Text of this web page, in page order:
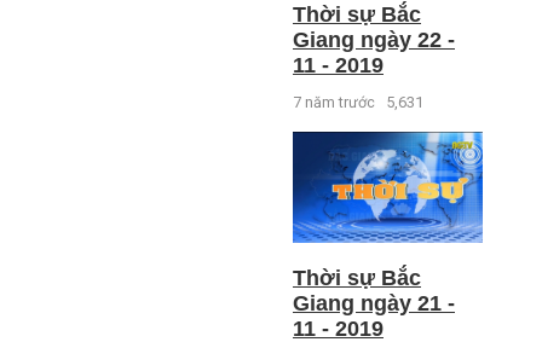
Thời sự Bắc
Giang ngày 22 -
11 - 2019
7 năm trước 5,631
Thời sự Bắc
Giang ngày 21 -
11 - 2019